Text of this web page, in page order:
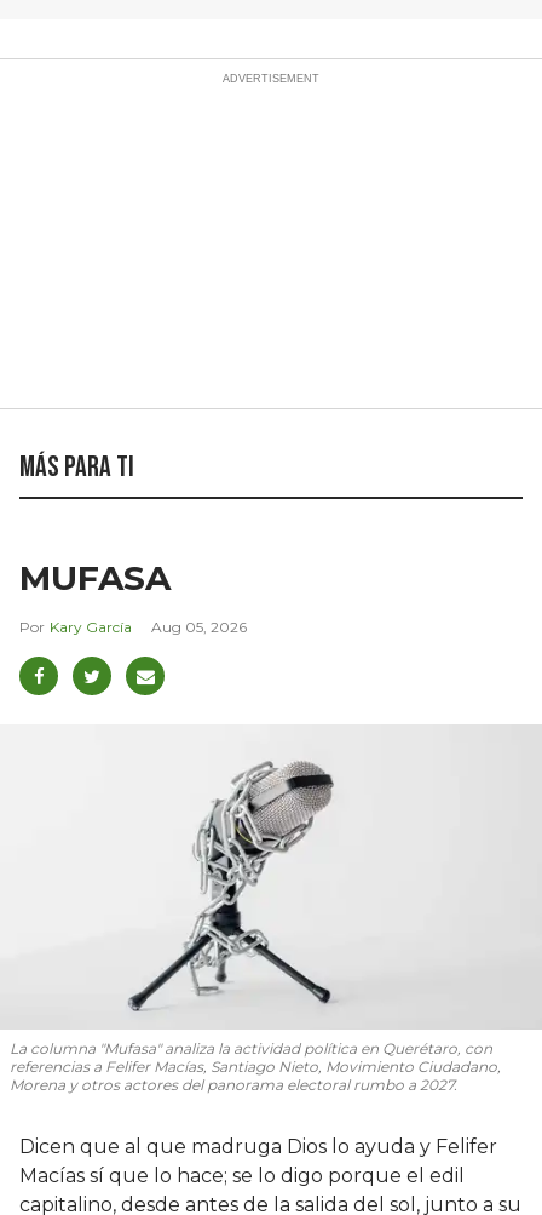
Más para ti
MUFASA
Kary García Aug 05, 2026
La columna "Mufasa" analiza la actividad política en Querétaro, con
referencias a Felifer Macías, Santiago Nieto, Movimiento Ciudadano,
Morena y otros actores del panorama electoral rumbo a 2027.
Dicen que al que madruga Dios lo ayuda y Felifer
Macías sí que lo hace; se lo digo porque el edil
capitalino, desde antes de la salida del sol, junto a su